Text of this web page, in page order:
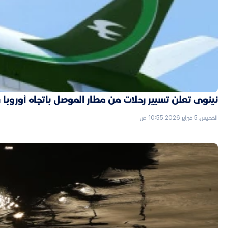
نينوى تعلن تسيير رحلات من مطار الموصل باتجاه أوروبا
الخميس 5 فبراير 2026 10:55 ص